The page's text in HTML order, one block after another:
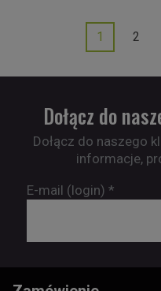
1 2
Dołącz do
Dołącz do naszego
informacje,
E-mail (login) *